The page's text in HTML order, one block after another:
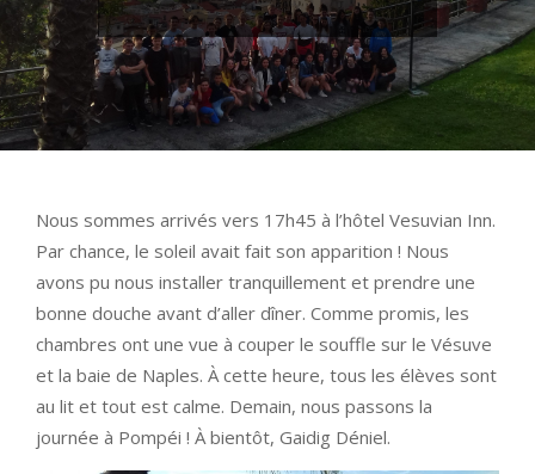
Nous sommes arrivés vers 17h45 à l’hôtel Vesuvian Inn.
Par chance, le soleil avait fait son apparition ! Nous
avons pu nous installer tranquillement et prendre une
bonne douche avant d’aller dîner. Comme promis, les
chambres ont une vue à couper le souffle sur le Vésuve
et la baie de Naples. À cette heure, tous les élèves sont
au lit et tout est calme. Demain, nous passons la
journée à Pompéi ! À bientôt, Gaidig Déniel.